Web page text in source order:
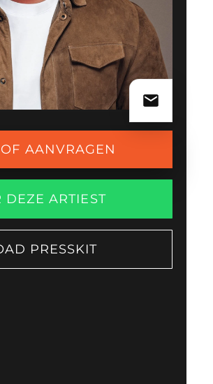
AANVRAGEN
DEZE ARTIEST
PRESSKIT